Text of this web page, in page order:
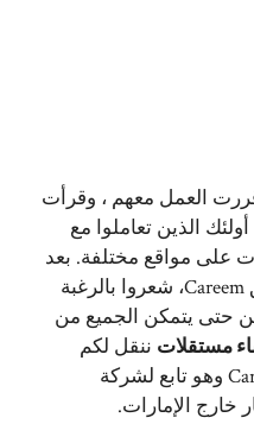
العمل معهم ، وقرأت
الذين تعاملوا مع
على مواقع مختلفة. بعد
أن بدأوا العمل من خلال تطبيق Careem، شعروا بالرغبة
حتى يتمكن الجميع من
مستقلات ننقل لكم
تجارب العمل علي تطبيق Careem وهو تابع لشركة
خارج الإمارات.